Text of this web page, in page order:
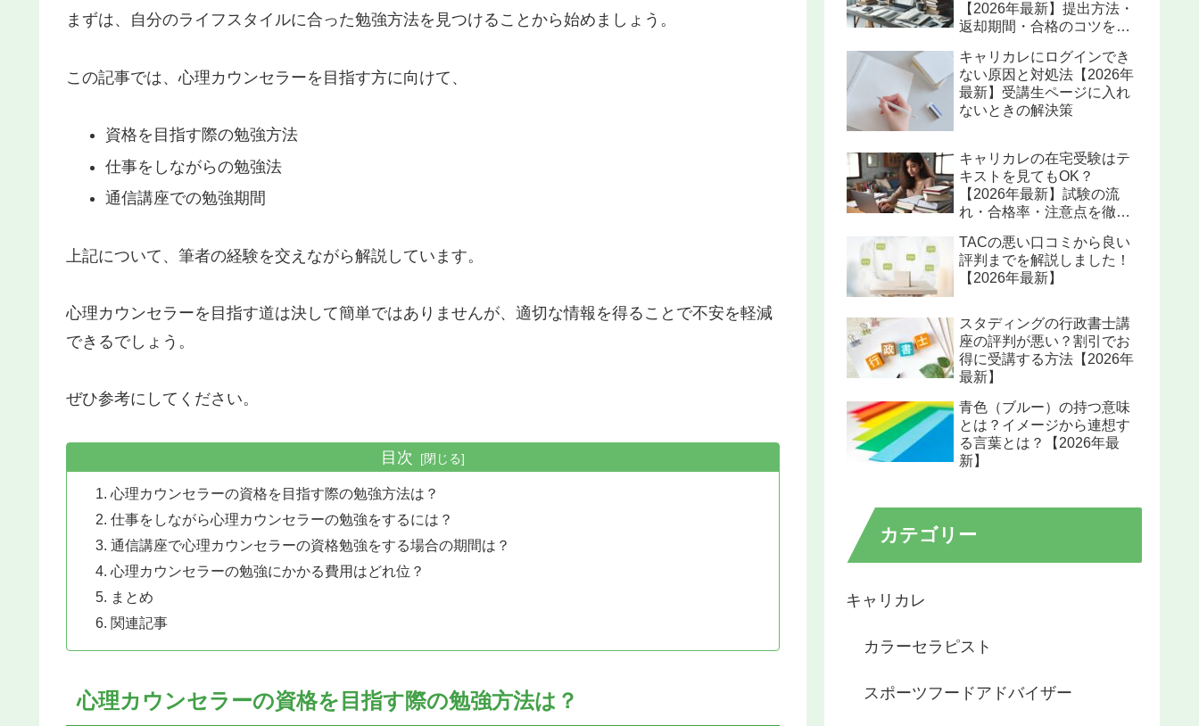
まずは、自分のライフスタイルに合った勉強方法を見つけることから始めましょう。
この記事では、心理カウンセラーを目指す方に向けて、
資格を目指す際の勉強方法
仕事をしながらの勉強法
通信講座での勉強期間
上記について、筆者の経験を交えながら解説しています。
心理カウンセラーを目指す道は決して簡単ではありませんが、適切な情報を得ることで不安を軽減
できるでしょう。
ぜひ参考にしてください。
目次
心理カウンセラーの資格を目指す際の勉強方法は？
仕事をしながら心理カウンセラーの勉強をするには？
通信講座で心理カウンセラーの資格勉強をする場合の期間は？
心理カウンセラーの勉強にかかる費用はどれ位？
まとめ
関連記事
心理カウンセラーの資格を目指す際の勉強方法は？
【2026年最新】提出方法・
返却期間・合格のコツを解
キャリカレにログインでき
ない原因と対処法【2026年
最新】受講生ページに入れ
ないときの解決策
キャリカレの在宅受験はテ
キストを見てもOK？
【2026年最新】試験の流
れ・合格率・注意点を徹底
TACの悪い口コミから良い
評判までを解説しました！
【2026年最新】
スタディングの行政書士講
座の評判が悪い？割引でお
得に受講する方法【2026年
最新】
青色（ブルー）の持つ意味
とは？イメージから連想す
る言葉とは？【2026年最
新】
カテゴリー
キャリカレ
カラーセラピスト
スポーツフードアドバイザー